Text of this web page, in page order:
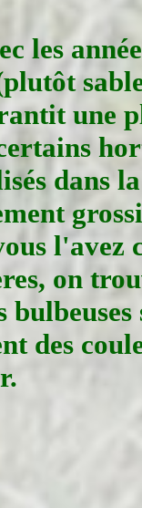
les
une
dans
l'avez
on
des